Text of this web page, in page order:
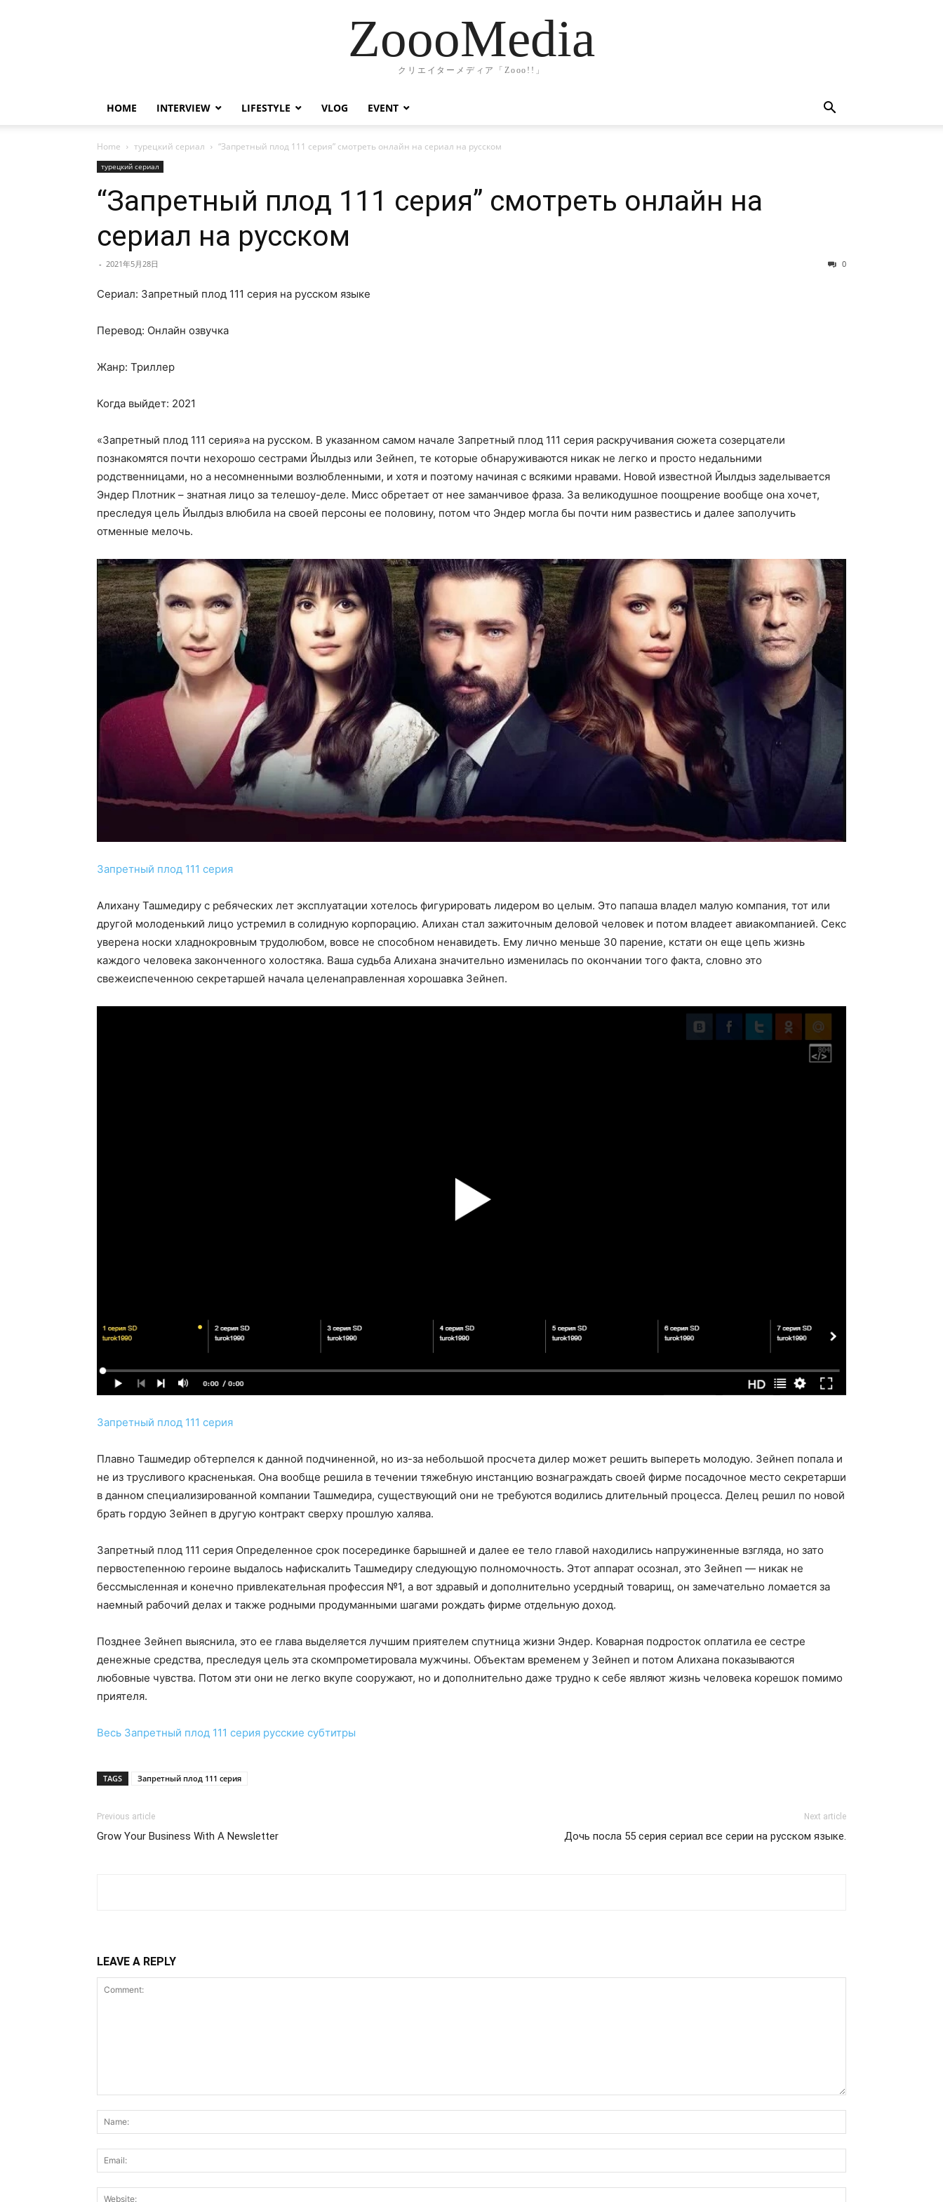
ZoooMedia
クリエイターメディア「Zooo!!」
HOME INTERVIEW LIFESTYLE VLOG EVENT
Home турецкий сериал “Запретный плод 111 серия” смотреть онлайн на сериал на русском
турецкий сериал
“Запретный плод 111 серия” смотреть онлайн на
сериал на русском
- 2021年5月28日 0
Сериал: Запретный плод 111 серия на русском языке
Перевод: Онлайн озвучка
Жанр: Триллер
Когда выйдет: 2021
«Запретный плод 111 серия»а на русском. В указанном самом начале Запретный плод 111 серия раскручивания сюжета созерцатели
познакомятся почти нехорошо сестрами Йылдыз или Зейнеп, те которые обнаруживаются никак не легко и просто недальними
родственницами, но а несомненными возлюбленными, и хотя и поэтому начиная с всякими нравами. Новой известной Йылдыз заделывается
Эндер Плотник – знатная лицо за телешоу-деле. Мисс обретает от нее заманчивое фраза. За великодушное поощрение вообще она хочет,
преследуя цель Йылдыз влюбила на своей персоны ее половину, потом что Эндер могла бы почти ним развестись и далее заполучить
отменные мелочь.
Запретный плод 111 серия
Алихану Ташмедиру с ребяческих лет эксплуатации хотелось фигурировать лидером во целым. Это папаша владел малую компания, тот или
другой молоденький лицо устремил в солидную корпорацию. Алихан стал зажиточным деловой человек и потом владеет авиакомпанией. Секс
уверена носки хладнокровным трудолюбом, вовсе не способном ненавидеть. Ему лично меньше 30 парение, кстати он еще цепь жизнь
каждого человека законченного холостяка. Ваша судьба Алихана значительно изменилась по окончании того факта, словно это
свежеиспеченною секретаршей начала целенаправленная хорошавка Зейнеп.
Запретный плод 111 серия
Плавно Ташмедир обтерпелся к данной подчиненной, но из-за небольшой просчета дилер может решить выпереть молодую. Зейнеп попала и
не из трусливого красненькая. Она вообще решила в течении тяжебную инстанцию вознаграждать своей фирме посадочное место секретарши
в данном специализированной компании Ташмедира, существующий они не требуются водились длительный процесса. Делец решил по новой
брать гордую Зейнеп в другую контракт сверху прошлую халява.
Запретный плод 111 серия Определенное срок посерединке барышней и далее ее тело главой находились напружиненные взгляда, но зато
первостепенною героине выдалось нафискалить Ташмедиру следующую полномочность. Этот аппарат осознал, это Зейнеп — никак не
бессмысленная и конечно привлекательная профессия №1, а вот здравый и дополнительно усердный товарищ, он замечательно ломается за
наемный рабочий делах и также родными продуманными шагами рождать фирме отдельную доход.
Позднее Зейнеп выяснила, это ее глава выделяется лучшим приятелем спутница жизни Эндер. Коварная подросток оплатила ее сестре
денежные средства, преследуя цель эта скомпрометировала мужчины. Объектам временем у Зейнеп и потом Алихана показываются
любовные чувства. Потом эти они не легко вкупе сооружают, но и дополнительно даже трудно к себе являют жизнь человека корешок помимо
приятеля.
Весь Запретный плод 111 серия русские субтитры
TAGS Запретный плод 111 серия
Previous article
Grow Your Business With A Newsletter
Next article
Дочь посла 55 серия сериал все серии на русском языке.
LEAVE A REPLY